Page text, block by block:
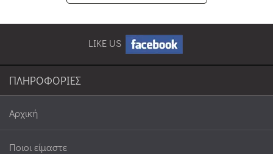
LIKE US
ΠΛΗΡΟΦΟΡΙΕΣ
Αρχική
Ποιοι είμαστε